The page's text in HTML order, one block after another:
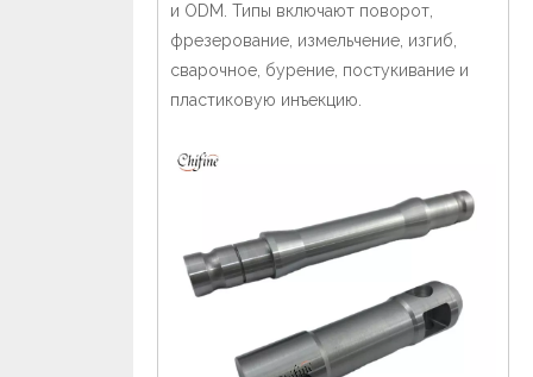
и ODM. Типы включают поворот,
фрезерование, измельчение, изгиб,
сварочное, бурение, постукивание и
пластиковую инъекцию.